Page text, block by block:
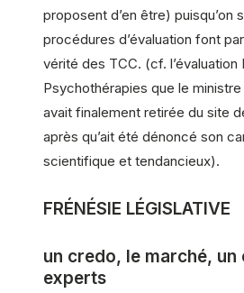
proposent d’en être) puisqu’on
procédures d’évaluation font
vérité des TCC. (cf. l’évaluation
Psychothérapies que le ministre
avait finalement retirée du site
après qu’ait été dénoncé son
scientifique et tendancieux).
FRÉNÉSIE LÉGISLATIVE
un credo, le marché, un
experts